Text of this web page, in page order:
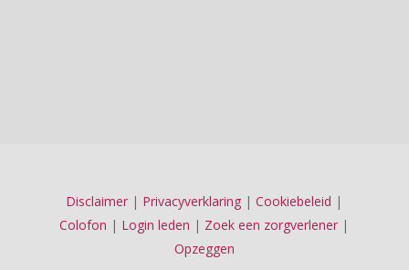
Disclaimer | Privacyverklaring |Cookiebeleid |
Colofon | Login leden | Zoek een zorgverlener |
Opzeggen